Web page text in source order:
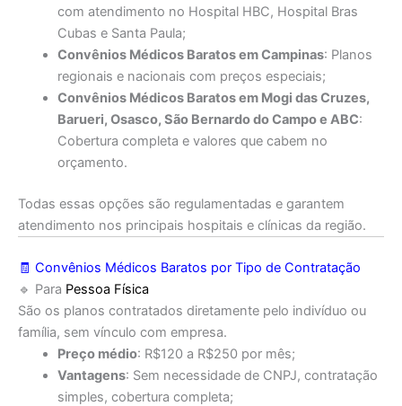
com atendimento no Hospital HBC, Hospital Bras
Cubas e Santa Paula;
Convênios Médicos Baratos em Campinas: Planos
regionais e nacionais com preços especiais;
Convênios Médicos Baratos em Mogi das Cruzes,
Barueri, Osasco, São Bernardo do Campo e ABC:
Cobertura completa e valores que cabem no
orçamento.
Todas essas opções são regulamentadas e garantem
atendimento nos principais hospitais e clínicas da região.
🧾 Convênios Médicos Baratos por Tipo de Contratação
🔹 Para Pessoa Física
São os planos contratados diretamente pelo indivíduo ou
família, sem vínculo com empresa.
Preço médio: R$120 a R$250 por mês;
Vantagens: Sem necessidade de CNPJ, contratação
simples, cobertura completa;